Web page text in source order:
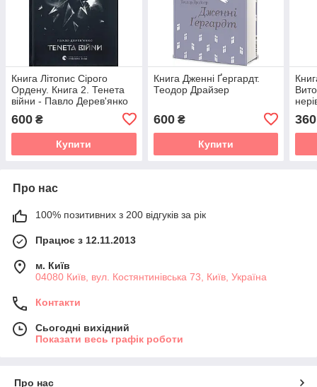
Книга Літопис Сірого
Ордену. Книга 2. Тенета
війни - Павло Дерев'янко
600 ₴
Купити
Книга Дженні Ґергардт.
Теодор Драйзер
600₴
Купити
360
Про нас
100% позитивних з 200 відгуків за рік
Працює з 12.11.2013
м. Київ
04080 Київ, вул. Костянтинівська 73, Київ, Україна
Контакти
Сьогодні вихідний
Показати весь графік роботи
Про нас